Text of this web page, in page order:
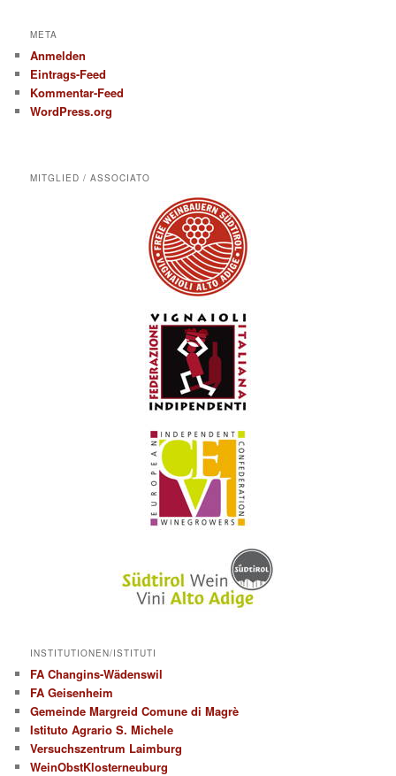
META
Anmelden
Eintrags-Feed
Kommentar-Feed
WordPress.org
MITGLIED / ASSOCIATO
INSTITUTIONEN/ISTITUTI
FA Changins-Wädenswil
FA Geisenheim
Gemeinde Margreid Comune di Magrè
Istituto Agrario S. Michele
Versuchszentrum Laimburg
WeinObstKlosterneuburg